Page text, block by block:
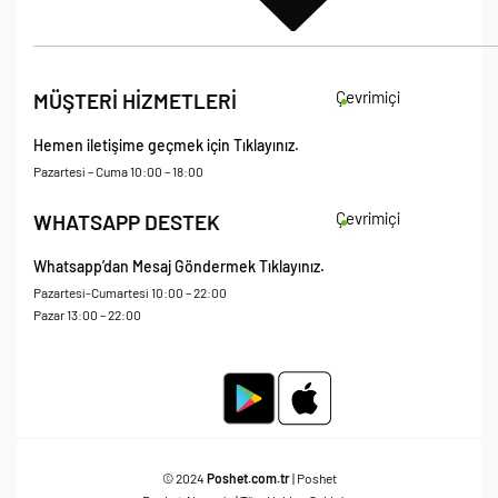
Çerez Politikası
Kişisel Verileri Koruma – Çerez ve Ticari İletişim Açık Rıza Metni
Mesafeli Satış Sözleşmesi
MÜŞTERİ HİZMETLERİ Çevrimiçi
Hemen iletişime geçmek için Tıklayınız.
Pazartesi – Cuma 10:00 – 18:00
WHATSAPP DESTEK Çevrimiçi
Whatsapp’dan Mesaj Göndermek Tıklayınız.
Pazartesi-Cumartesi 10:00 – 22:00
Pazar 13:00 – 22:00
© 2024 Poshet.com.tr| Poshet